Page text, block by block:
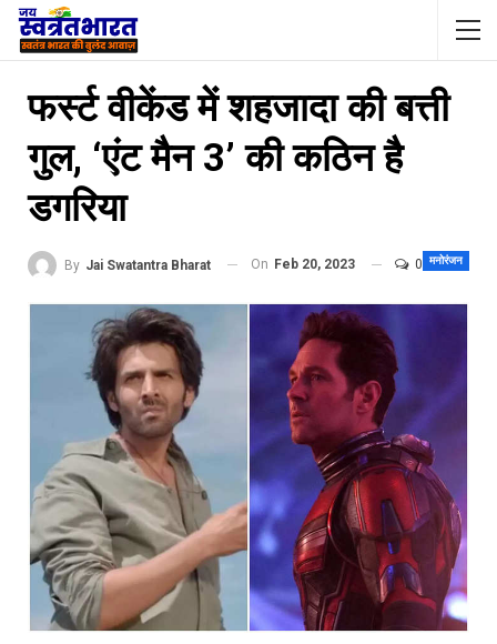
फर्स्‍ट वीकेंड में शहजादा की बत्ती
गुल, ‘एंट मैन 3’ की कठ‍िन है
डगर‍िया
मनोरंजन
By Jai Swatantra Bharat On Feb 20, 2023 0